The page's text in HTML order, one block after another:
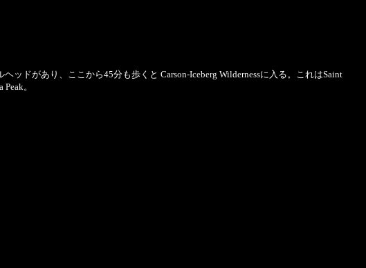
ヘッドがあり、ここから45分も歩くと Carson-Iceberg Wildernessに入る。これはSaint
。